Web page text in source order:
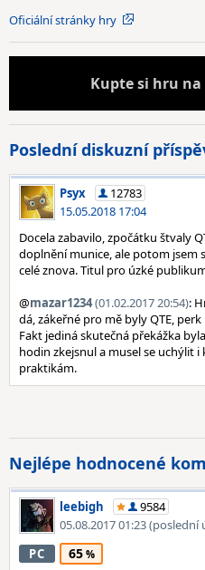
Oficiální stránky hry
Kuptesi hru na
Poslední diskuzní
Psyx
12783
15.05.2018 17:04
Docela zabavilo, zpočátku štvaly
doplnění munice, ale potom jsem
celé znova. Titul pro úzké
@mazar1234(01.02.2017 20:54):
dá, zákeřné pro mě byly QTE,
Fakt jediná skutečná překážka
hodin zkejsnul a musel se uchýlit
praktikám.
Nejlépe hodnocené
leebigh
9584
05.08.2017 01:23(poslední
PC 65